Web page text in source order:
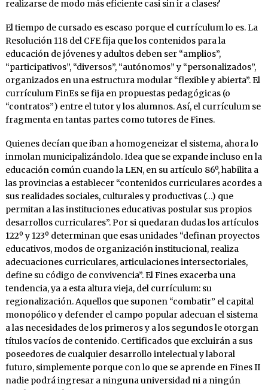
realizarse de modo más eficiente casi sin ir a clases?
El tiempo de cursado es escaso porque el currículum lo es. La
Resolución 118 del CFE fija que los contenidos para la
educación de jóvenes y adultos deben ser “amplios”,
“participativos”, “diversos”, “autónomos” y “personalizados”,
organizados en una estructura modular “flexible y abierta”. El
currículum FinEs se fija en propuestas pedagógicas (o
“contratos”) entre el tutor y los alumnos. Así, el currículum se
fragmenta en tantas partes como tutores de Fines.
Quienes decían que iban a homogeneizar el sistema, ahora lo
inmolan municipalizándolo. Idea que se expande incluso en la
educación común cuando la LEN, en su artículo 86º, habilita a
las provincias a establecer “contenidos curriculares acordes a
sus realidades sociales, culturales y productivas (…) que
permitan a las instituciones educativas postular sus propios
desarrollos curriculares”. Por si quedaran dudas los artículos
122º y 123º determinan que esas unidades “definan proyectos
educativos, modos de organización institucional, realiza
adecuaciones curriculares, articulaciones intersectoriales,
define su código de convivencia”. El Fines exacerba una
tendencia, ya a esta altura vieja, del currículum: su
regionalización. Aquellos que suponen “combatir” el capital
monopólico y defender el campo popular adecuan el sistema
a las necesidades de los primeros y a los segundos le otorgan
títulos vacíos de contenido. Certificados que excluirán a sus
poseedores de cualquier desarrollo intelectual y laboral
futuro, simplemente porque con lo que se aprende en Fines II
nadie podrá ingresar a ninguna universidad ni a ningún